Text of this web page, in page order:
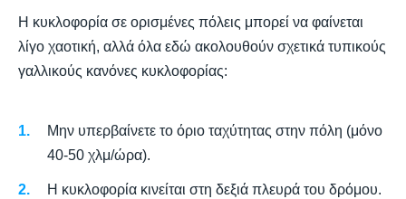
Η κυκλοφορία σε ορισμένες πόλεις μπορεί να φαίνεται
λίγο χαοτική, αλλά όλα εδώ ακολουθούν σχετικά τυπικούς
γαλλικούς κανόνες κυκλοφορίας:
Μην υπερβαίνετε το όριο ταχύτητας στην πόλη (μόνο
40-50 χλμ/ώρα).
Η κυκλοφορία κινείται στη δεξιά πλευρά του δρόμου.